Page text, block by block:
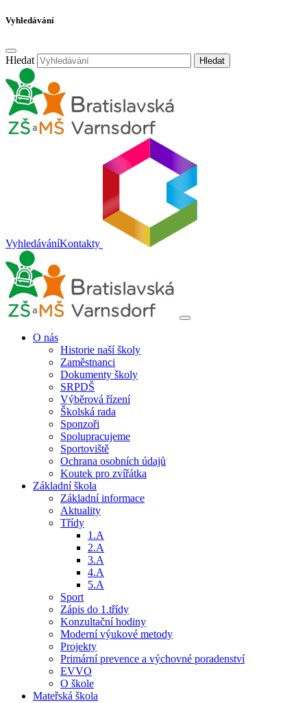
Vyhledávání
Hledat Hledat
VyhledáváníKontakty
O nás
Historie naší školy
Zaměstnanci
Dokumenty školy
SRPDŠ
Výběrová řízení
Školská rada
Sponzoři
Spolupracujeme
Sportoviště
Ochrana osobních údajů
Koutek pro zvířátka
Základní škola
Základní informace
Aktuality
Třídy
1.A
2.A
3.A
4.A
5.A
Sport
Zápis do 1.třídy
Konzultační hodiny
Moderní výukové metody
Projekty
Primární prevence a výchovné poradenství
EVVO
O škole
Mateřská škola